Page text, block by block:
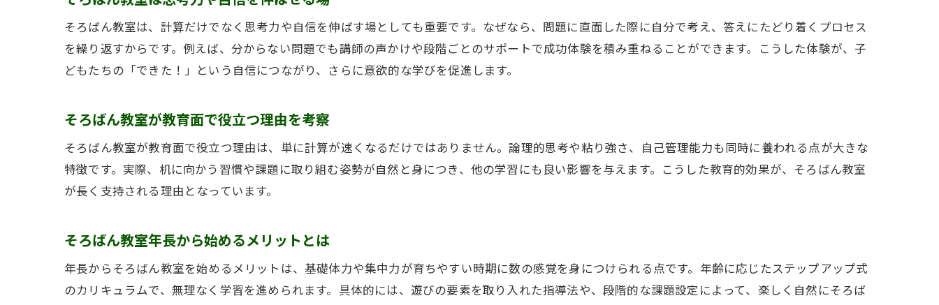
納得して選ぶためのそろばん教室戦略まとめ
そろばん教室選びで失敗しないための戦略
そろばん教室の料金と教育内容で納得する方法
そろばん教室で子どもが伸びるポイント整理
そろばん教室戦略的な選択で将来をサポート
そろばん教室は、計算だけでなく思考力や自信を伸ばす場としても重要です。なぜなら、問題に直面した際に自分で考え、答えにたどり着くプロセス
を繰り返すからです。例えば、分からない問題でも講師の声かけや段階ごとのサポートで成功体験を積み重ねることができます。こうした体験が、子
どもたちの「できた！」という自信につながり、さらに意欲的な学びを促進します。
そろばん教室が教育面で役立つ理由を考察
そろばん教室が教育面で役立つ理由は、単に計算が速くなるだけではありません。論理的思考や粘り強さ、自己管理能力も同時に養われる点が大きな
特徴です。実際、机に向かう習慣や課題に取り組む姿勢が自然と身につき、他の学習にも良い影響を与えます。こうした教育的効果が、そろばん教室
が長く支持される理由となっています。
そろばん教室年長から始めるメリットとは
年長からそろばん教室を始めるメリットは、基礎体力や集中力が育ちやすい時期に数の感覚を身につけられる点です。年齢に応じたステップアップ式
のカリキュラムで、無理なく学習を進められます。具体的には、遊びの要素を取り入れた指導法や、段階的な課題設定によって、楽しく自然にそろば